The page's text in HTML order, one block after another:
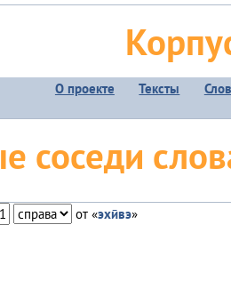
О проекте Тексты
соседи
от «эхӣвэ»